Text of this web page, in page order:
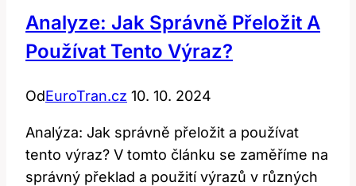
Analyze: Jak Správně Přeložit A
Používat Tento Výraz?
OdEuroTran.cz 10. 10. 2024
Analýza: Jak správně přeložit a používat
tento výraz? V tomto článku se zaměříme na
správný překlad a použití výrazů v různých